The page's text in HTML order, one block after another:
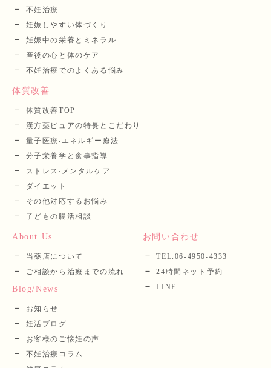
不妊治療
妊娠しやすい体づくり
妊娠中の栄養とミネラル
産後の⼼と体のケア
不妊治療でのよくある悩み
体質改善
体質改善TOP
漢⽅薬ピュアの特長とこだわり
量⼦医療‧エネルギー療法
分⼦栄養学と⾷事指導
ストレス‧メンタルケア
ダイエット
その他対応するお悩み
子どもの腸活相談
About Us
当薬店について
ご相談から治療までの流れ
Blog/News
お知らせ
妊活ブログ
お客様のご懐妊の声
不妊治療コラム
お問い合わせ
TEL.06-4950-4333
24時間ネット予約
LINE